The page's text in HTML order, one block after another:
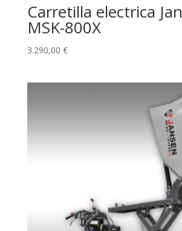
Carretilla electrica
MSK-800X
3.290,00 €